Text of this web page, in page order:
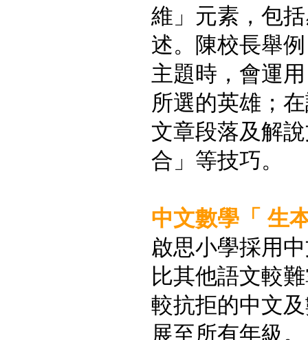
維」元素，包
述。陳校長舉
主題時，會運
所選的英雄；
文章段落及解
合」等技巧。
中文數學「 生
啟思小學採用
比其他語文較
較抗拒的中文
展至所有年級。